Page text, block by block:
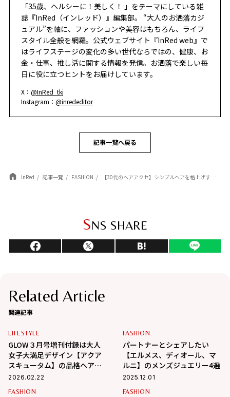
「35歳、ヘルシーに！美しく！ 」をテーマにしている雑
誌『InRed（インレッド）』編集部。 “大人のお洒落カジ
ュアル”を軸に、ファッションや美容はもちろん、ライフ
スタイル全般を網羅。公式ウェブサイト『InRed web』で
はライフステージの変化の多い世代ならではの、健康、お
金・仕事、推し活に関する情報を発信。お洒落で楽しい毎
日に役に立つヒントをお届けしています。
X：@InRed_tkj
Instagram：@inrededitor
記事一覧へ戻る
InRed 記事一覧 FASHION 【30代のヘアアクセ】シンプルヘアを格上げする！リュクスな地金ピン＆クリップ
SNS SHARE
Related Article
関連記事
LIFESTYLE
GLOW３月号増刊付録は大人
女子大満足デザイン【アクア
スキュータム】の品格ヘアア
クセ2点セット！｜ 読者代表4
2026.02.22
FASHION
パートナーとシェアしたい
【エルメス、ディオール、マ
ルニ】のメンズジュエリー4選
2025.12.01
FASHION
FASHION